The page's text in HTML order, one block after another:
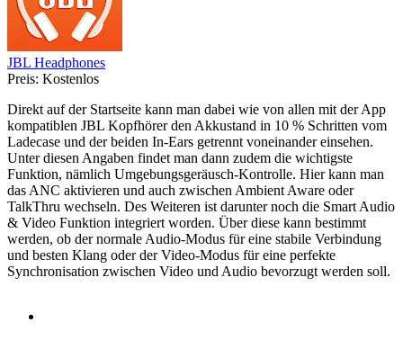
JBL Headphones
Preis: Kostenlos
Direkt auf der Startseite kann man dabei wie von allen mit der App
kompatiblen JBL Kopfhörer den Akkustand in 10 % Schritten vom
Ladecase und der beiden In-Ears getrennt voneinander einsehen.
Unter diesen Angaben findet man dann zudem die wichtigste
Funktion, nämlich Umgebungsgeräusch-Kontrolle. Hier kann man
das ANC aktivieren und auch zwischen Ambient Aware oder
TalkThru wechseln. Des Weiteren ist darunter noch die Smart Audio
& Video Funktion integriert worden. Über diese kann bestimmt
werden, ob der normale Audio-Modus für eine stabile Verbindung
und besten Klang oder der Video-Modus für eine perfekte
Synchronisation zwischen Video und Audio bevorzugt werden soll.